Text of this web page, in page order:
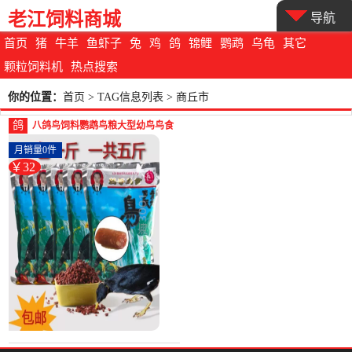
首页 猪 牛羊 鱼虾子 兔 鸡 鸽 锦鲤 鹦鹉 乌龟
其它
颗粒饲料机
热点搜索
老江饲料商城 导航
你的位置： 首页 > TAG信息列表 > 商丘市
鸽
八鸽鸟饲料鹦鹉鸟粮大型幼鸟鸟食
通用鸟饲料鸟类营养适-鸽饲料(蕴
橙汇家居专营店仅售31.85元)
￥32
月销量0件